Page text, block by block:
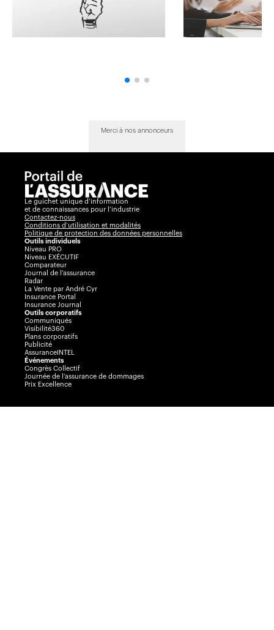
Merci à nos annonceurs
Le guichet unique d’information
et de connaissances pour l’industrie
Contactez-nous
Conditions d’utilisation et modalités
Politique de protection des données personnelles
Outils individuels
Niveau PRO
Niveau EXÉCUTIF
Comparateur
Journal de l’assurance
Radar
La Vente par André Cyr
Insurance Portal
Insurance Journal
Outils corporatifs
Communiqués
Visibilité360
Plans corporatifs
Publicité
AssuranceINTEL
Événements
Congrès Collectif
Journée de l’assurance de dommages
Prix Excellence